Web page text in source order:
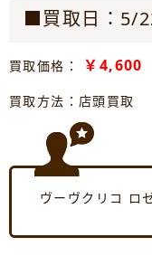
■買取日：5/
買取価格： ￥4,600
買取方法：店頭買取
ヴーヴクリコ ロ